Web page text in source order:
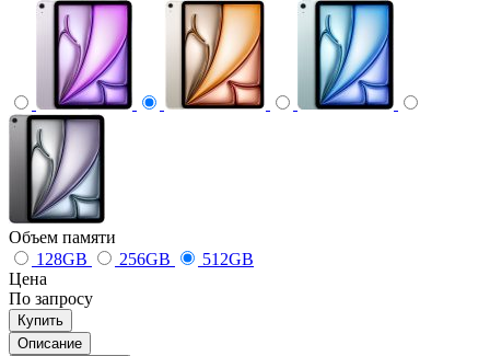
Объем памяти
128GB
256GB
512GB
Цена
По запросу
Купить
Описание